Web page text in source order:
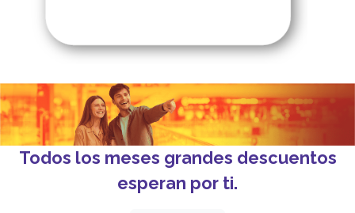
Todos los meses grandes descuentos
esperan por ti.